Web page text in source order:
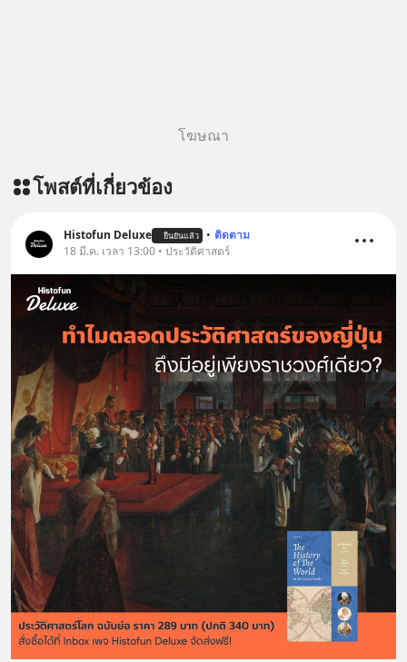
โฆษณา
โพสต์ที่เกี่ยวข้อง
Histofun Deluxe ยืนยันแล้ว • ติดตาม
18 มี.ค. เวลา 13:00 • ประวัติศาสตร์